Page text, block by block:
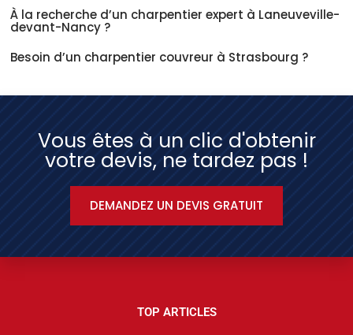
À la recherche d’un charpentier expert à Laneuveville-
devant-Nancy ?
Besoin d’un charpentier couvreur à Strasbourg ?
Vous êtes à un clic d'obtenir
votre devis, ne tardez pas !
DEMANDEZ UN DEVIS GRATUIT
TOP ARTICLES